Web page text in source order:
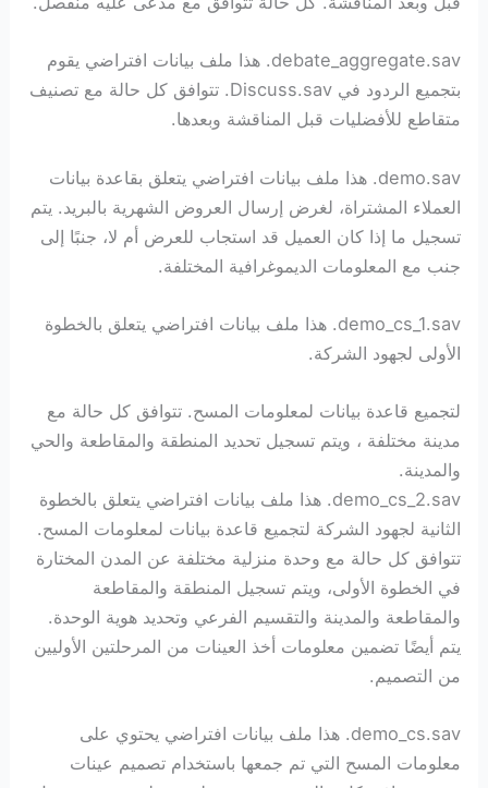
debate_aggregate.sav. هذا ملف بيانات افتراضي يقوم
بتجميع الردود في Discuss.sav. تتوافق كل حالة مع تصنيف
متقاطع للأفضليات قبل المناقشة وبعدها.
demo.sav. هذا ملف بيانات افتراضي يتعلق بقاعدة بيانات
العملاء المشتراة، لغرض إرسال العروض الشهرية بالبريد. يتم
تسجيل ما إذا كان العميل قد استجاب للعرض أم لا، جنبًا إلى
جنب مع المعلومات الديموغرافية المختلفة.
demo_cs_1.sav. هذا ملف بيانات افتراضي يتعلق بالخطوة
الأولى لجهود الشركة.
لتجميع قاعدة بيانات لمعلومات المسح. تتوافق كل حالة مع
مدينة مختلفة ، ويتم تسجيل تحديد المنطقة والمقاطعة والحي
والمدينة.
demo_cs_2.sav. هذا ملف بيانات افتراضي يتعلق بالخطوة
الثانية لجهود الشركة لتجميع قاعدة بيانات لمعلومات المسح.
تتوافق كل حالة مع وحدة منزلية مختلفة عن المدن المختارة
في الخطوة الأولى، ويتم تسجيل المنطقة والمقاطعة
والمقاطعة والمدينة والتقسيم الفرعي وتحديد هوية الوحدة.
يتم أيضًا تضمين معلومات أخذ العينات من المرحلتين الأوليين
من التصميم.
demo_cs.sav. هذا ملف بيانات افتراضي يحتوي على
معلومات المسح التي تم جمعها باستخدام تصميم عينات